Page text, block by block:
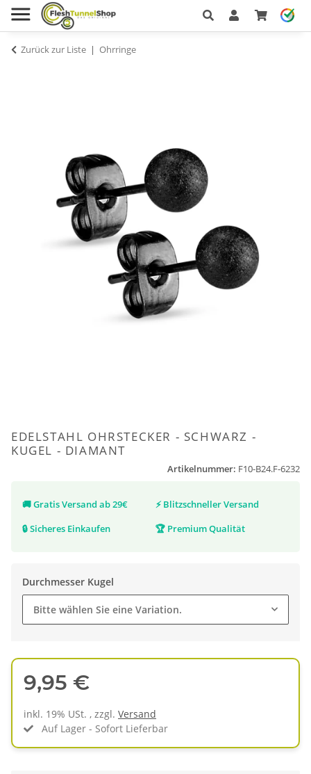
Zurück zur Liste Ohrringe
EDELSTAHL OHRSTECKER - SCHWARZ -
KUGEL - DIAMANT
Artikelnummer: F10-B24.F-6232
🚚Gratis Versand ab 29€ ⚡ Blitzschneller Versand
🔒Sicheres Einkaufen 🏆 Premium Qualität
Durchmesser Kugel
Bitte wählen Sie eine Variation.
9,95 €
inkl. 19% USt. , zzgl. Versand
Auf Lager - Sofort Lieferbar